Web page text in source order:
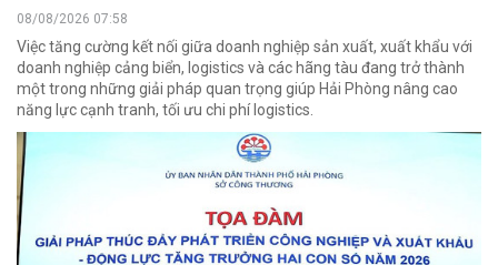
08/08/2026 07:58
Việc tăng cường kết nối giữa doanh nghiệp sản xuất, xuất khẩu với
doanh nghiệp cảng biển, logistics và các hãng tàu đang trở thành
một trong những giải pháp quan trọng giúp Hải Phòng nâng cao
năng lực cạnh tranh, tối ưu chi phí logistics.